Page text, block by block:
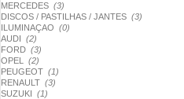
MERCEDES (3)
DISCOS / PASTILHAS / JANTES (3)
ILUMINAÇAO (0)
AUDI (2)
FORD (3)
OPEL (2)
PEUGEOT (1)
RENAULT (3)
SUZUKI (1)